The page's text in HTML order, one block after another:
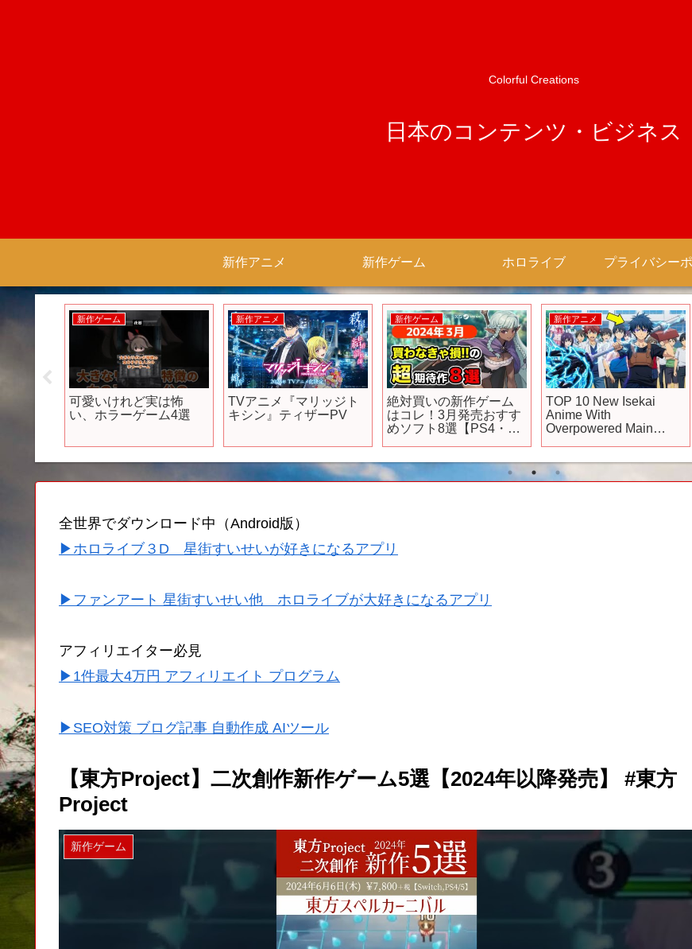
Colorful Creations
日本のコンテンツ・ビジネス
新作アニメ 新作ゲーム ホロライブ
新作ゲーム
可愛いけれど実は怖
い、ホラーゲーム4選
新作アニメ
TVアニメ『マリッジト
キシン』ティザーPV
新作ゲーム
絶対買いの新作ゲーム
はコレ！3月発売おすす
めソフト8選【PS4・
新作アニメ
TOP 10 New Isekai
Anime With
Overpowered Main
全世界でダウンロード中（Android版）
▶ホロライブ３D 星街すいせいが好きになるアプリ
▶ファンアート 星街すいせい他 ホロライブが大好きになるアプリ
アフィリエイター必見
▶1件最大4万円 アフィリエイト プログラム
▶SEO対策 ブログ記事 自動作成 AIツール
【東方Project】二次創作新作ゲーム5選【2024年以降発売】 #東方
Project
新作ゲーム